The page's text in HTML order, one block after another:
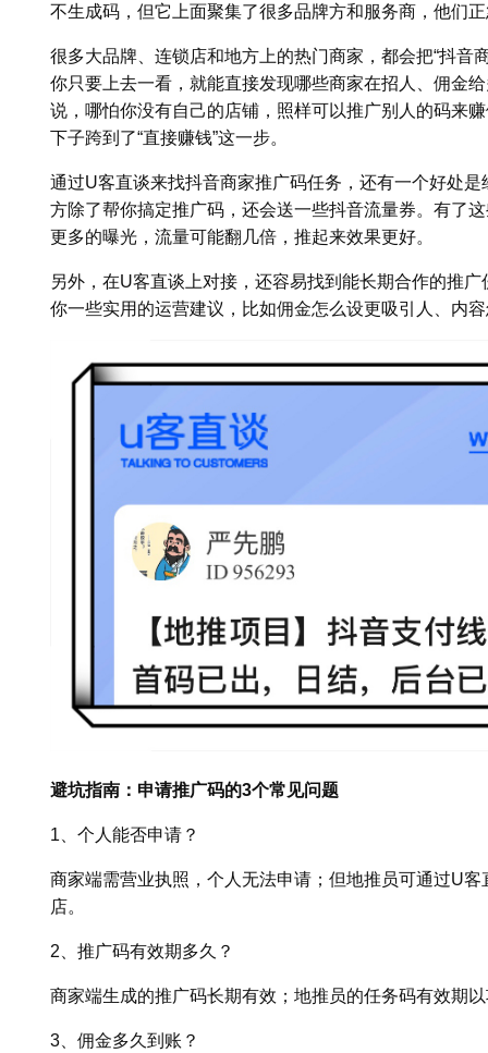
不生成码，但它上面聚集了很多品牌方和服务商，他们
很多大品牌、连锁店和地方上的热门商家，都会把“抖音
你只要上去一看，就能直接发现哪些商家在招人、佣金
说，哪怕你没有自己的店铺，照样可以推广别人的码来
下子跨到了“直接赚钱”这一步。
通过U客直谈来找抖音商家推广码任务，还有一个好处是
方除了帮你搞定推广码，还会送一些抖音流量券。有了
更多的曝光，流量可能翻几倍，推起来效果更好。
另外，在U客直谈上对接，还容易找到能长期合作的推
你一些实用的运营建议，比如佣金怎么设更吸引人、内
避坑指南：申请推广码的3个常见问题
1、个人能否申请？
商家端需营业执照，个人无法申请；但地推员可通过U
店。
2、推广码有效期多久？
商家端生成的推广码长期有效；地推员的任务码有效期
3、佣金多久到账？